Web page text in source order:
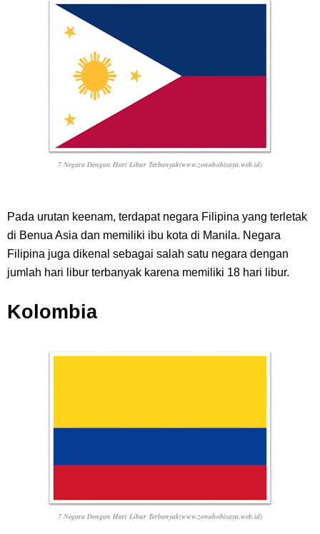
7 Negara Dengan Hari Libur Terbanyak(www.zonahobisaya.web.id)
Pada urutan keenam, terdapat negara Filipina yang terletak
di Benua Asia dan memiliki ibu kota di Manila. Negara
Filipina juga dikenal sebagai salah satu negara dengan
jumlah hari libur terbanyak karena memiliki 18 hari libur.
Kolombia
7 Negara Dengan Hari Libur Terbanyak(www.zonahobisaya.web.id)